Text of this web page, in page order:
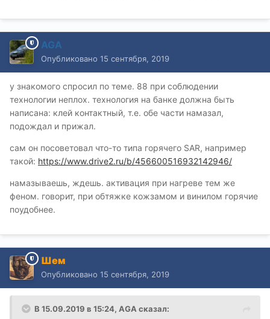
AGA
Опубликовано 15 сентября, 2019
у знакомого спросил по теме. 88 при соблюдении
технологии неплох. технология на банке должна быть
написана: клей контактный, т.е. обе части намазал,
подождал и прижал.
сам он посоветовал что-то типа горячего SAR, например
такой: https://www.drive2.ru/b/456600516932142946/
намазываешь, ждешь. активация при нагреве тем же
феном. говорит, при обтяжке кожзамом и винилом горячие
поудобнее.
Шем
Опубликовано 15 сентября, 2019
В 15.09.2019 в 15:24, AGA сказал: